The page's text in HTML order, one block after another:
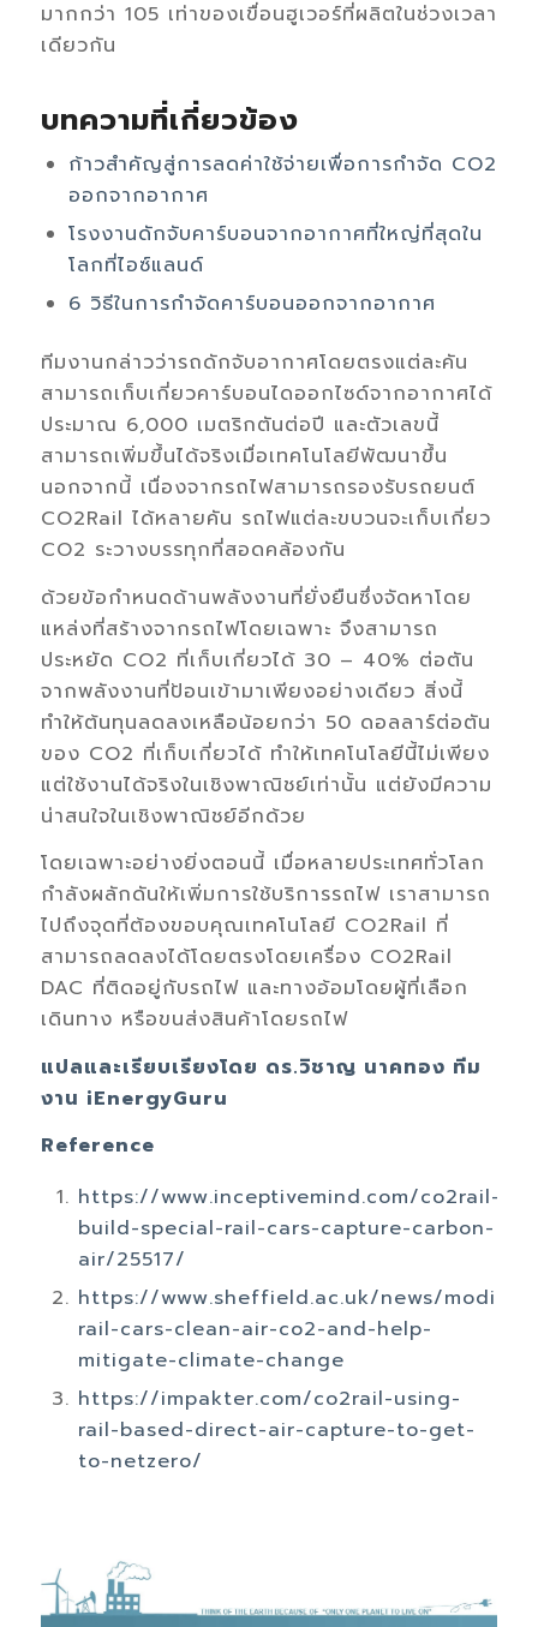
มากกว่า 105 เท่าของเขื่อนฮูเวอร์ที่ผลิตในช่วงเวลา
เดียวกัน
บทความที่เกี่ยวข้อง
ก้าวสำคัญสู่การลดค่าใช้จ่ายเพื่อการกำจัด CO2
ออกจากอากาศ
โรงงานดักจับคาร์บอนจากอากาศที่ใหญ่ที่สุดใน
โลกที่ไอซ์แลนด์
6 วิธีในการกำจัดคาร์บอนออกจากอากาศ
ทีมงานกล่าวว่ารถดักจับอากาศโดยตรงแต่ละคัน
สามารถเก็บเกี่ยวคาร์บอนไดออกไซด์จากอากาศได้
ประมาณ 6,000 เมตริกตันต่อปี และตัวเลขนี้
สามารถเพิ่มขึ้นได้จริงเมื่อเทคโนโลยีพัฒนาขึ้น
นอกจากนี้ เนื่องจากรถไฟสามารถรองรับรถยนต์
CO2Rail ได้หลายคัน รถไฟแต่ละขบวนจะเก็บเกี่ยว
CO2 ระวางบรรทุกที่สอดคล้องกัน
ด้วยข้อกำหนดด้านพลังงานที่ยั่งยืนซึ่งจัดหาโดย
แหล่งที่สร้างจากรถไฟโดยเฉพาะ จึงสามารถ
ประหยัด CO2 ที่เก็บเกี่ยวได้ 30 – 40% ต่อตัน
จากพลังงานที่ป้อนเข้ามาเพียงอย่างเดียว สิ่งนี้
ทำให้ต้นทุนลดลงเหลือน้อยกว่า 50 ดอลลาร์ต่อตัน
ของ CO2 ที่เก็บเกี่ยวได้ ทำให้เทคโนโลยีนี้ไม่เพียง
แต่ใช้งานได้จริงในเชิงพาณิชย์เท่านั้น แต่ยังมีความ
น่าสนใจในเชิงพาณิชย์อีกด้วย
โดยเฉพาะอย่างยิ่งตอนนี้ เมื่อหลายประเทศทั่วโลก
กำลังผลักดันให้เพิ่มการใช้บริการรถไฟ เราสามารถ
ไปถึงจุดที่ต้องขอบคุณเทคโนโลยี CO2Rail ที่
สามารถลดลงได้โดยตรงโดยเครื่อง CO2Rail
DAC ที่ติดอยู่กับรถไฟ และทางอ้อมโดยผู้ที่เลือก
เดินทาง หรือขนส่งสินค้าโดยรถไฟ
แปลและเรียบเรียงโดย ดร.วิชาญ นาคทอง ทีม
งาน iEnergyGuru
Reference
https://www.inceptivemind.com/co2rail-
build-special-rail-cars-capture-carbon-
air/25517/
https://www.sheffield.ac.uk/news/
rail-cars-clean-air-co2-and-help-
mitigate-climate-change
https://impakter.com/co2rail-using-
rail-based-direct-air-capture-to-get-
to-netzero/